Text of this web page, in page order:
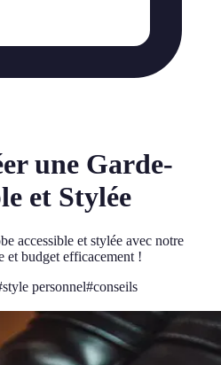
une Garde-
et Stylée
accessible et stylée avec notre
et budget efficacement !
style personnel#conseils